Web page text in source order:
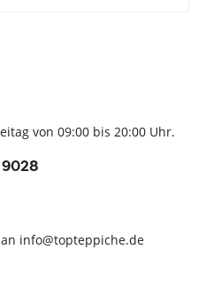
von 09:00 bis 20:00 Uhr.
info@topteppiche.de